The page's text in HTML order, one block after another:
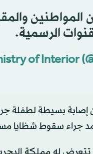
المواطنين
الرسمية.
بسيطة لطفلة
جراء سقوط شظايا